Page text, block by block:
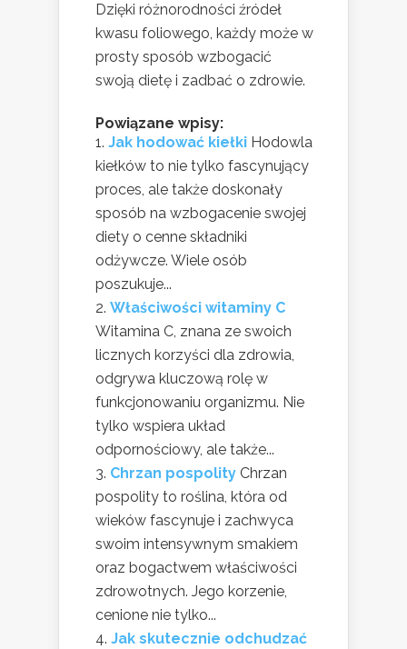
Dzięki różnorodności źródeł
kwasu foliowego, każdy może w
prosty sposób wzbogacić
swoją dietę i zadbać o zdrowie.
Powiązane wpisy:
Jak hodować kiełki Hodowla
kiełków to nie tylko fascynujący
proces, ale także doskonały
sposób na wzbogacenie swojej
diety o cenne składniki
odżywcze. Wiele osób
poszukuje...
Właściwości witaminy C
Witamina C, znana ze swoich
licznych korzyści dla zdrowia,
odgrywa kluczową rolę w
funkcjonowaniu organizmu. Nie
tylko wspiera układ
odpornościowy, ale także...
Chrzan pospolity Chrzan
pospolity to roślina, która od
wieków fascynuje i zachwyca
swoim intensywnym smakiem
oraz bogactwem właściwości
zdrowotnych. Jego korzenie,
cenione nie tylko...
Jak skutecznie odchudzać